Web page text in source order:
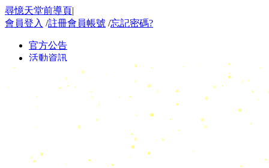
尋憶天堂前導頁|
會員登入 /註冊會員帳號 /忘記密碼?